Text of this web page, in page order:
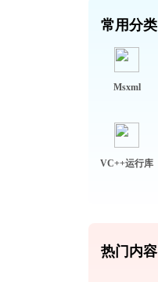
常用分类
Msxml
VC++运行库
热门内容